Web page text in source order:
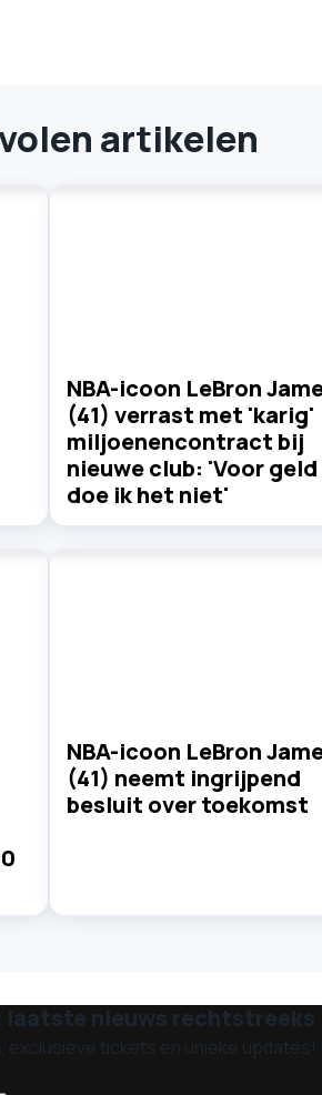
artikelen
NBA-icoon LeBron
(41) verrast met 'karig'
miljoenencontract bij
nieuwe club: 'Voor geld
doe ik het niet'
NBA-icoon LeBron
(41) neemt ingrijpend
besluit over toekomst
laatste nieuws rechtstreeks
tickets en unieke updates!